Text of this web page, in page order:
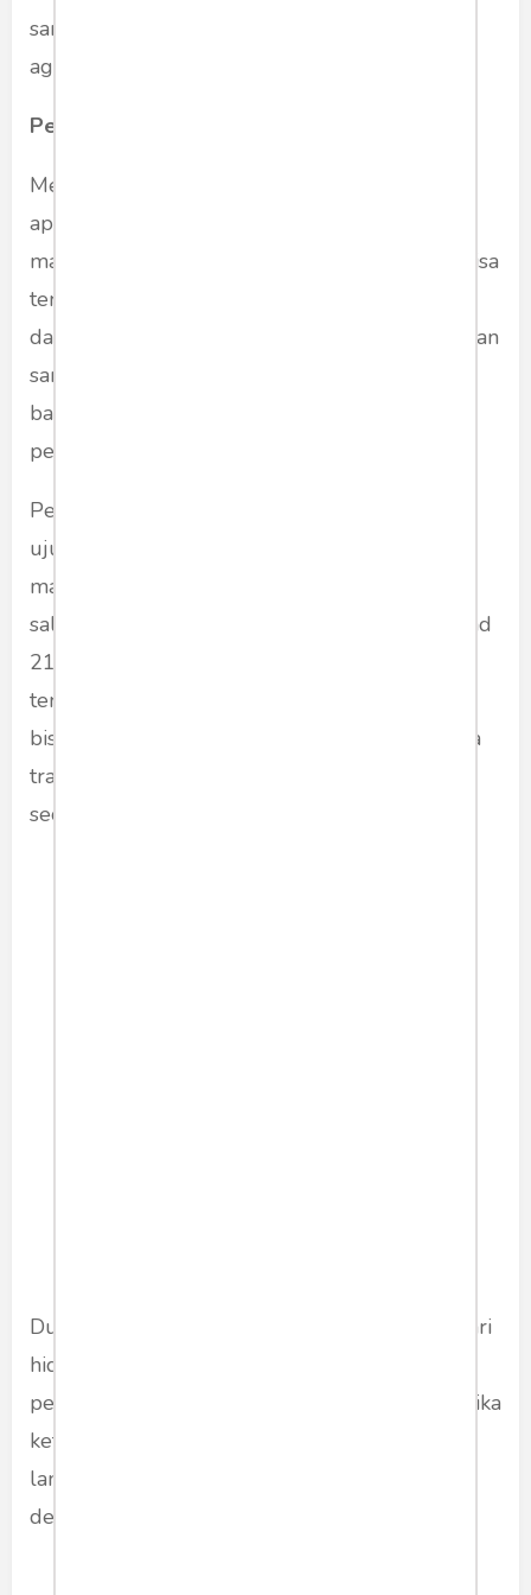
sama lain, karena kerap diadu domba soal
agama. Disinilah arti penting sikap kritis.
Perubahan Budaya
Memang, mengubah budaya dan kebiasaan,
apalagi yang sudah mengendap di dalam
masyarakat, amatlah sulit. Namun, itu sangat bisa
terjadi. Banyak contoh yang bisa dideret, mulai
dari perubahan budaya di organisasi, perusahaan
sampai dengan perubahan budaya sebuah
bangsa. Tiga hal kiranya penting menjadi
perhatian.
Pertama, sikap kritis jelaslah harus menjadi
ujung tombak pendidikan maupun pola asuh
masyarakat. Sikap kritis bahkan sudah menjadi
salah satu keterampilan utama masyarakat abad
21. Tradisi tentu perlu dihargai, namun harus
terus ditanggapi secara kritis. Kebodohan tidak
bisa terus menerus bersembunyi di balik nama
tradisi dan ajaran agama yang harus dipatuhi
secara buta.
Dua, ketidakadilan memang menjadi bagian dari
hidup sehari-hari. Namun, sikap diam dan tak
peduli justru akan memperparah keadaan. Ketika
ketidakadilan terjadi, orang harus bersuara
lantang. Perubahan sosial hanya bisa terjadi
dengan cara ini.